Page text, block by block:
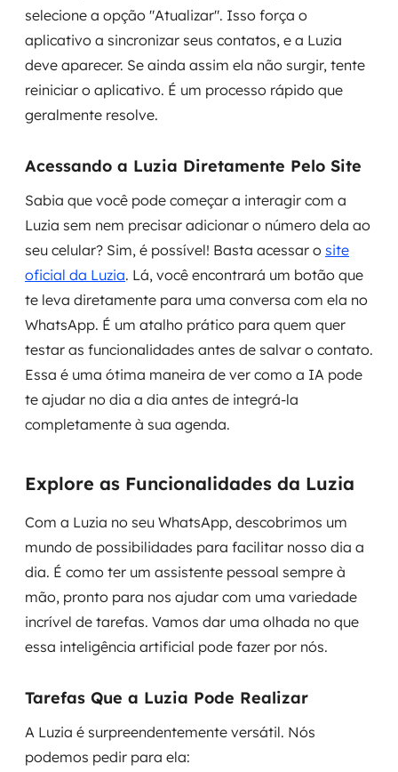
selecione a opção "Atualizar". Isso força o
aplicativo a sincronizar seus contatos, e a Luzia
deve aparecer. Se ainda assim ela não surgir, tente
reiniciar o aplicativo. É um processo rápido que
geralmente resolve.
Acessando a Luzia Diretamente Pelo Site
Sabia que você pode começar a interagir com a
Luzia sem nem precisar adicionar o número dela ao
seu celular? Sim, é possível! Basta acessar o site
oficial da Luzia. Lá, você encontrará um botão que
te leva diretamente para uma conversa com ela no
WhatsApp. É um atalho prático para quem quer
testar as funcionalidades antes de salvar o contato.
Essa é uma ótima maneira de ver como a IA pode
te ajudar no dia a dia antes de integrá-la
completamente à sua agenda.
Explore as Funcionalidades da Luzia
Com a Luzia no seu WhatsApp, descobrimos um
mundo de possibilidades para facilitar nosso dia a
dia. É como ter um assistente pessoal sempre à
mão, pronto para nos ajudar com uma variedade
incrível de tarefas. Vamos dar uma olhada no que
essa inteligência artificial pode fazer por nós.
Tarefas Que a Luzia Pode Realizar
A Luzia é surpreendentemente versátil. Nós
podemos pedir para ela: